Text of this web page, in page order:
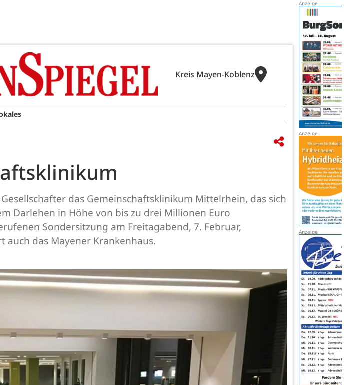
Kreis Mayen-Koblenz
das Gemeinschaftsklinikum Mittelrhein, das sich
Darlehen in Höhe von bis zu drei Millionen Euro
Sondersitzung am Freitagabend, 7. Februar,
das Mayener Krankenhaus.